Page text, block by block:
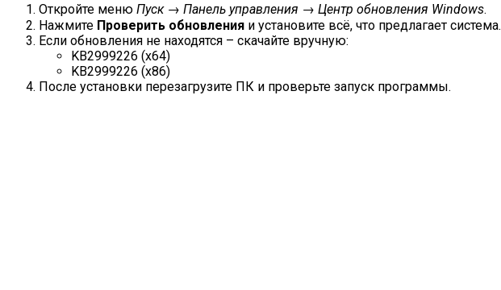
Откройте меню Пуск → Панель управления → Центр обновления Windows.
Нажмите Проверить обновления и установите всё, что предлагает система.
Если обновления не находятся – скачайте вручную:
KB2999226 (x64)
KB2999226 (x86)
После установки перезагрузите ПК и проверьте запуск программы.